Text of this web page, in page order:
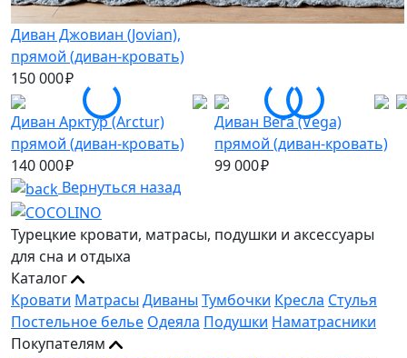
Диван Джовиан (Jovian),
прямой (диван-кровать)
150 000 ₽
Диван Арктур (Arctur)
прямой (диван-кровать)
140 000 ₽
Диван Вега (Vega)
прямой (диван-кровать)
99 000 ₽
Вернуться назад
Турецкие кровати, матрасы, подушки и аксессуары
для сна и отдыха
Каталог
Кровати Матрасы Диваны Тумбочки Кресла Стулья
Постельное белье Одеяла Подушки Наматрасники
Покупателям